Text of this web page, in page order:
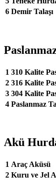
6 Demir Talaşı
1 310 Kalite
2 316 Kalite
3 304 Kalite
4 Paslanmaz
Akü
1 Araç Aküsü
2 Kuru ve Jel